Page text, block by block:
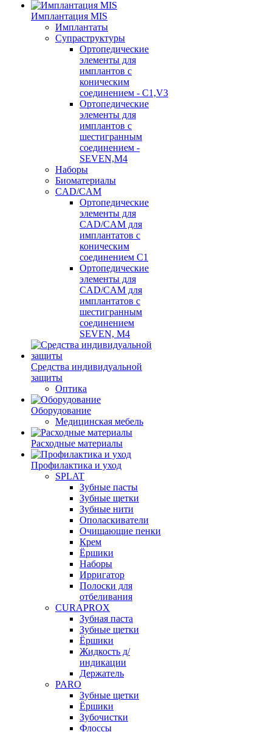
Имплантация MIS
Имплантаты
Супраструктуры
Ортопедические
элементы для
имплантов с
коническим
соединением - C1,V3
Ортопедические
элементы для
имплантов с
шестигранным
соединением -
SEVEN,M4
Наборы
Биоматериалы
CAD/CAM
Ортопедические
элементы для
CAD/CAM для
имплантатов с
коническим
соединением С1
Ортопедические
элементы для
CAD/CAM для
имплантатов с
шестигранным
соединением
SEVEN, М4
Средства индивидуальной
защиты
Оптика
Оборудование
Медицинская мебель
Расходные материалы
Профилактика и уход
SPLAT
Зубные пасты
Зубные щетки
Зубные нити
Ополаскиватели
Очищающие пенки
Крем
Ёршики
Наборы
Ирригатор
Полоски для
отбеливания
CURAPROX
Зубная паста
Зубные щетки
Ёршики
Жидкость д/
индикации
Держатель
PARO
Зубные щетки
Ёршики
Зубочистки
Флоссы